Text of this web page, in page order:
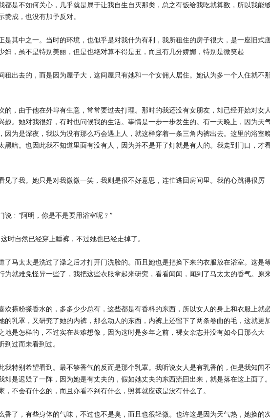
都是不如何关心，几乎就是属于让我自生自灭那类，总之有饭给我吃就算数，所以我能
成，也没有加予反对。
是其中之一。当时的环境，也似乎是对我什为有利，我所租住的房子很大，是一座旧式
妇，虽不是特别美丽，但是也绝对算不得是丑，而且有几分娇媚，特别是微笑起
租出去的，而是因为屋子大，这间屋只有她和一个女佣人居住。她认为多一个人住就不
，由于他在外埠有生意，常常要过去打理。那时的我还没有女朋友，却已经开始对女人
趣。她对我很好，有时也问候我的生活。事情是一步一步发生的。有一天晚上，因为天
因为是深夜，我以为没有那么巧会遇上人，就这样穿着一条三角内裤出去。这里的浴室
黑暗。也因此我不知道里面有没有人，因为并不是开了灯就是有人的。我走到门口，才
见了我。她只是对我微微一笑，我则是很不好意思，连忙逃回房间里。我的心跳得很厉
说﹕“阿明，你是不是要用浴室呢﹖”
这时自然已经穿上睡裤，不过她也巳经走掉了。
了马太太是洗过了澡之后才打开门洗脸的。而且她也是把换下来的衣服放在浴室。这是
为就难免怪异一些了，我把这些衣服拿起来研究，看看闻闻，闻到了马太太的香气。原
欢搽粉搽香水的，多多少少总有，这些都是有香料的东西，所以女人的身上和衣服上就
的乳罩，又研究了她的内裤，那么动人的东西，内裤上还留下了两条卷曲的毛，这就更
地是怎样的，不过实在甚难想像，因为这时是多年之前，裸女杂志并没有如今日那么大
过而未看到过。
我特别希望看到。最不够香气的反而是那个乳罩。我听说女人是有乳香的，但是我知闻
是迟疑了一阵，因为她是有丈夫的，假如她丈夫的东西流回出来，就是落在这上面了。
不会有什么的，而且亦看不到有什么，照算就应该是没有什么了。
香了，有些身体的气味，不过也不是臭，而且也很轻微。也许这是因为天气热，她换的